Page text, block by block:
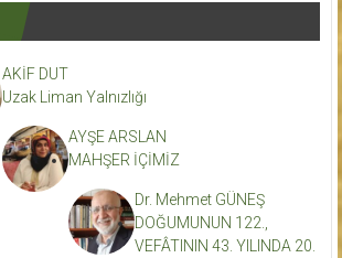
AKİF DUT
Uzak Liman Yalnızlığı
AYŞE ARSLAN
MAHŞER İÇİMİZ
Dr. Mehmet GÜNEŞ
DOĞUMUNUN 122.,
VEFÂTININ 43. YILINDA 20.